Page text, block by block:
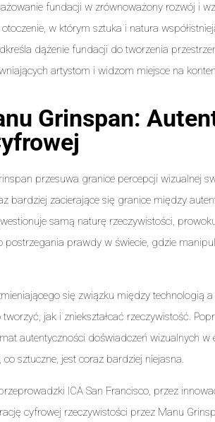
fundacji w zrównoważony rozwój i
w którym sztuka i natura
dążenie fundacji do tworzenia
artystom i widzom miejsce na
Grinspan:
przesuwa granice percepcji wizualnej
bardziej zacierające się granice między
samą naturę rzeczywistości,
postrzegania prawdy w świecie, gdzie
się związku między technologią
jak i zniekształcać rzeczywistość.
autentyczności doświadczeń wizualnych w
sztuczne, jest coraz bardziej niejasna.
ICA San Francisco, przez
cyfrowej rzeczywistości przez Manu